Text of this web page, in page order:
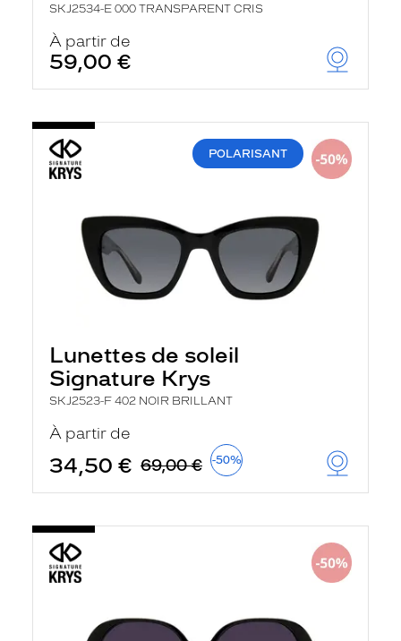
SKJ2534-E 000 TRANSPARENT CRIS
À partir de
59,00 €
POLARISANT
Lunettes de soleil
Signature Krys
SKJ2523-F 402 NOIR BRILLANT
À partir de
34,50 € 69,00 € -50%